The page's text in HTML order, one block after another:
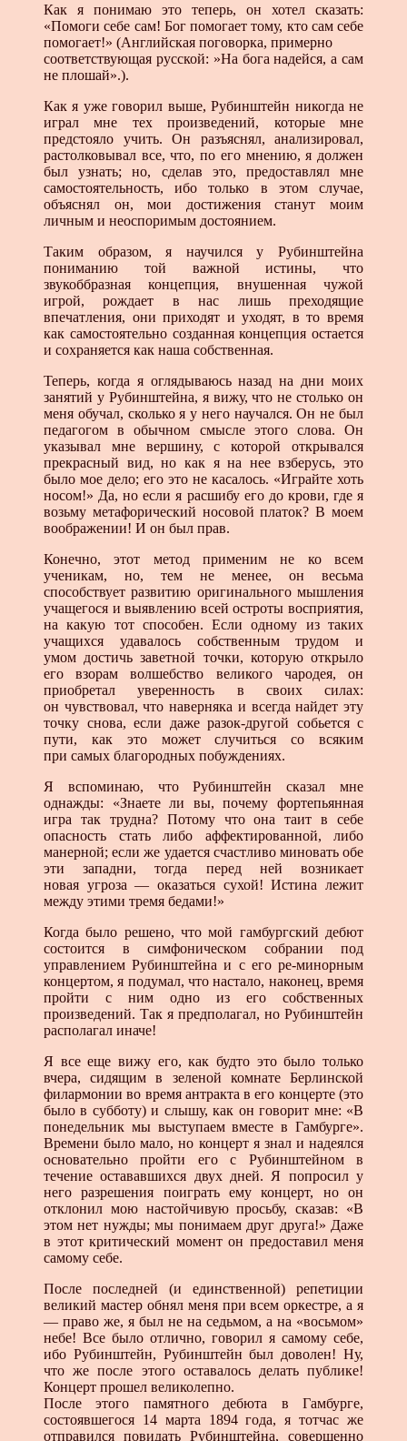
Как я понимаю это теперь, он хотел сказать:
«Помоги себе сам! Бог помогает тому, кто сам себе
помогает!» (Английская поговорка, примерно
соответствующая русской: »На бога надейся, а сам
не плошай».).
Как я уже говорил выше, Рубинштейн никогда не
играл мне тех произведений, которые мне
предстояло учить. Он разъяснял, анализировал,
растолковывал все, что, по его мнению, я должен
был узнать; но, сделав это, предоставлял мне
самостоятельность, ибо только в этом случае,
объяснял он, мои достижения станут моим
личным и неоспоримым достоянием.
Таким образом, я научился у Рубинштейна
пониманию той важной истины, что
звукоббразная концепция, внушенная чужой
игрой, рождает в нас лишь преходящие
впечатления, они приходят и уходят, в то время
как самостоятельно созданная концепция остается
и сохраняется как наша собственная.
Теперь, когда я оглядываюсь назад на дни моих
занятий у Рубинштейна, я вижу, что не столько он
меня обучал, сколько я у него научался. Он не был
педагогом в обычном смысле этого слова. Он
указывал мне вершину, с которой открывался
прекрасный вид, но как я на нее взберусь, это
было мое дело; его это не касалось. «Играйте хоть
носом!» Да, но если я расшибу его до крови, где я
возьму метафорический носовой платок? В моем
воображении! И он был прав.
Конечно, этот метод применим не ко всем
ученикам, но, тем не менее, он весьма
способствует развитию оригинального мышления
учащегося и выявлению всей остроты восприятия,
на какую тот способен. Если одному из таких
учащихся удавалось собственным трудом и
умом достичь заветной точки, которую открыло
его взорам волшебство великого чародея, он
приобретал уверенность в своих силах:
он чувствовал, что наверняка и всегда найдет эту
точку снова, если даже разок-другой собьется с
пути, как это может случиться со всяким
при самых благородных побуждениях.
Я вспоминаю, что Рубинштейн сказал мне
однажды: «Знаете ли вы, почему фортепьянная
игра так трудна? Потому что она таит в себе
опасность стать либо аффектированной, либо
манерной; если же удается счастливо миновать обе
эти западни, тогда перед ней возникает
новая угроза — оказаться сухой! Истина лежит
между этими тремя бедами!»
Когда было решено, что мой гамбургский дебют
состоится в симфоническом собрании под
управлением Рубинштейна и с его ре-минорным
концертом, я подумал, что настало, наконец, время
пройти с ним одно из его собственных
произведений. Так я предполагал, но Рубинштейн
располагал иначе!
Я все еще вижу его, как будто это было только
вчера, сидящим в зеленой комнате Берлинской
филармонии во время антракта в его концерте (это
было в субботу) и слышу, как он говорит мне: «В
понедельник мы выступаем вместе в Гамбурге».
Времени было мало, но концерт я знал и надеялся
основательно пройти его с Рубинштейном в
течение остававшихся двух дней. Я попросил у
него разрешения поиграть ему концерт, но он
отклонил мою настойчивую просьбу, сказав: «В
этом нет нужды; мы понимаем друг друга!» Даже
в этот критический момент он предоставил меня
самому себе.
После последней (и единственной) репетиции
великий мастер обнял меня при всем оркестре, а я
— право же, я был не на седьмом, а на «восьмом»
небе! Все было отлично, говорил я самому себе,
ибо Рубинштейн, Рубинштейн был доволен! Ну,
что же после этого оставалось делать публике!
Концерт прошел великолепно.
После этого памятного дебюта в Гамбурге,
состоявшегося 14 марта 1894 года, я тотчас же
отправился повидать Рубинштейна, совершенно